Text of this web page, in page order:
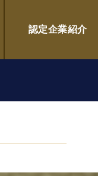
認定企業紹介